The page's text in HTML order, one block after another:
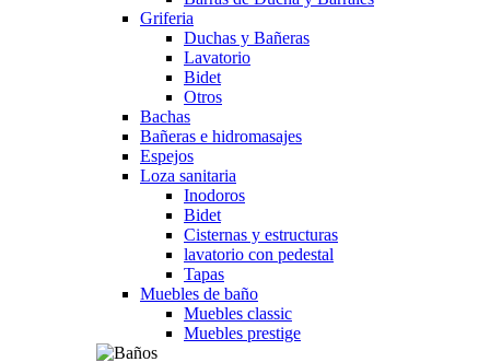
Griferia
Duchas y Bañeras
Lavatorio
Bidet
Otros
Bachas
Bañeras e hidromasajes
Espejos
Loza sanitaria
Inodoros
Bidet
Cisternas y estructuras
lavatorio con pedestal
Tapas
Muebles de baño
Muebles classic
Muebles prestige